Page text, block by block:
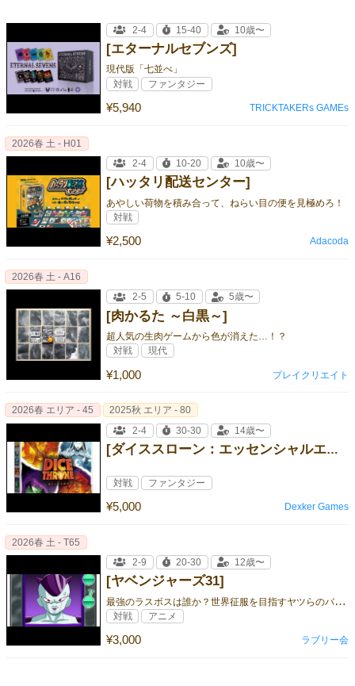
[エターナルセブンズ]
現代版「七並べ」
¥5,940
2-4 15-40 10歳〜
対戦 ファンタジー
TRICKTAKERs GAMEs
[ハッタリ配送センター]
あやしい荷物を積み合って、ねらい目の便を見極めろ！
¥2,500
2026春 土 - H01
2-4
10-20 10歳〜
対戦
Adacoda
[肉かるた ～白黒～]
超人気の生肉ゲームから色が消えた…！？
¥1,000
2026春 土 - A16
2-5
5-10 5歳〜
対戦 現代
プレイクリエイト
[ダイススローン：エッセンシャルエディション 燃えさかる闘志]
¥5,000
2026春 エリア - 45
2025秋 エリア - 80
2-4
30-30 14歳〜
対戦 ファンタジー
Dexker Games
[ヤベンジャーズ31]
最
強のラスボスは誰か？世界征服を目指すヤツらのバトルロワイヤル！
¥3,000
2026春 土 - T65
2-9
20-30 12歳〜
対戦 アニメ
ラブリー会